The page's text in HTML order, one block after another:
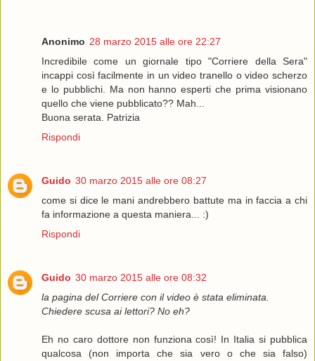
Anonimo 28 marzo 2015 alle ore 22:27
Incredibile come un giornale tipo "Corriere della Sera"
incappi così facilmente in un video tranello o video scherzo
e lo pubblichi. Ma non hanno esperti che prima visionano
quello che viene pubblicato?? Mah...
Buona serata. Patrizia
Rispondi
Guido 30 marzo 2015 alle ore 08:27
come si dice le mani andrebbero battute ma in faccia a chi
fa informazione a questa maniera... :)
Rispondi
Guido 30 marzo 2015 alle ore 08:32
la pagina del Corriere con il video è stata eliminata.
Chiedere scusa ai lettori? No eh?
Eh no caro dottore non funziona così! In Italia si pubblica
qualcosa (non importa che sia vero o che sia falso)